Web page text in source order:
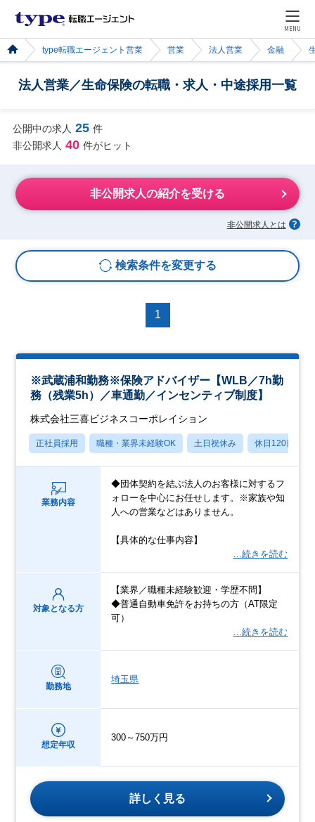
MENU
type転職エージェント営業 営業 法人営業 金融
法人営業／生命保険の転職・求人・中途採用一覧
公開中の求人 25 件
非公開求人 40 件がヒット
非公開求人の紹介を受ける
非公開求人とは
検索条件を変更する
1
※武蔵浦和勤務※保険アドバイザー【WLB／7h勤
務（残業5h）／車通勤／インセンティブ制度】
株式会社三喜ビジネスコーポレイション
正社員採用 職種・業界未経験OK 土日祝休み 休日120日以上
業務内容
◆団体契約を結ぶ法人のお客様に対するフ
ォローを中心にお任せします。※家族や知
人への営業などはありません。
【具体的な仕事内容】
…続きを読む
対象となる方
【業界／職種未経験歓迎・学歴不問】
◆普通自動車免許をお持ちの方（AT限定
可）
…続きを読む
勤務地
埼玉県
想定年収
300～750万円
詳しく見る